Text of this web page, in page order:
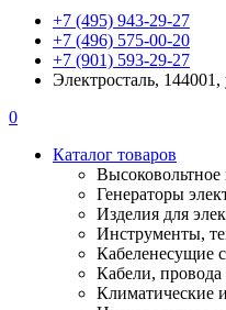
+7 (495) 943-29-27
+7 (496) 575-00-20
+7 (901) 593-29-27
Электросталь, 144001,
0
Каталог товаров
Генераторы
Изделия для
Инструменты,
Кабеленесущие
Кабели, провода
Климатические